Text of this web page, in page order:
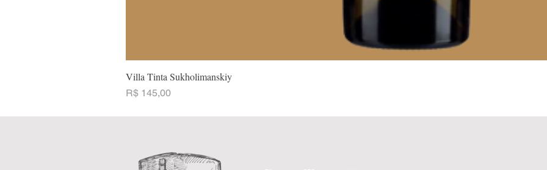
Villa Tinta Sukholimanskiy
Preço
R$ 145,00